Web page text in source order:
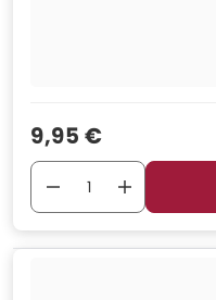
Verkaufspreis
9,95 €